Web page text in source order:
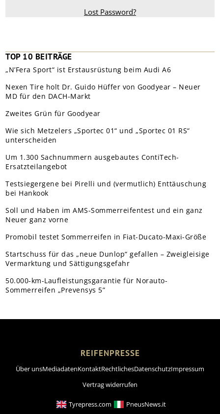
Lost Password?
TOP 10 BEITRÄGE
„N’Fera Sport“ ist Erstausrüstung beim Audi A6
Nexen Tire holt Dr. Guido Hüffer von Goodyear – Neuer
MD für den DACH-Markt
Zweites Grün für Goodyear
Wie sich Metzelers „Sportec 01“ und „Sportec 01 RS“
unterscheiden
Um 1.300 Sachnummern ausgebautes ContiTech-
Ersatzteilangebot
Testsiegergene bei Pirelli und (vermutlich) Enttäuschung
bei Hankook
Soll und Haben im AMS-Sommerreifentest und ein ganz
Neuer ganz vorne
Promobil testet Sommerreifen in Fiat-Ducato-Maxi-Größe
Startschuss für das „neue Dunlop“ gefallen – Zweigleisige
Vermarktung und Sättigungsgefahr
50.000-km-Laufleistungsgarantie für Norauto-
Sommerreifen „Prevensys 5”
REIFENPRESSE
Über unsMediadatenKontaktRechtlichesDatenschutzImpressum
Vertrag widerrufen
Tyrepress.com PneusNews.it